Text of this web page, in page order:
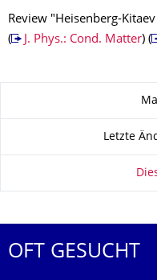
Review "Heisenberg-
(
J. Phys.: Cond. Matter) (
Letzte
OFT GESUCHT